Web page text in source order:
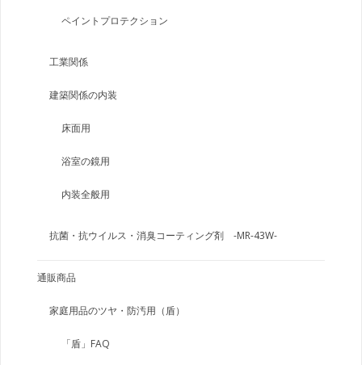
ペイントプロテクション
工業関係
建築関係の内装
床面用
浴室の鏡用
内装全般用
抗菌・抗ウイルス・消臭コーティング剤 -MR-43W-
通販商品
家庭用品のツヤ・防汚用（盾）
「盾」FAQ